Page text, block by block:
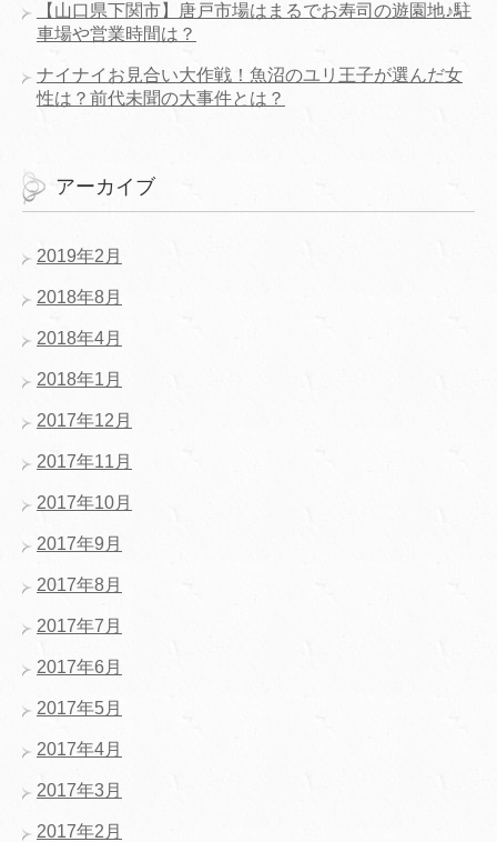
【山口県下関市】唐戸市場はまるでお寿司の遊園地♪駐
車場や営業時間は？
ナイナイお見合い大作戦！魚沼のユリ王子が選んだ女
性は？前代未聞の大事件とは？
アーカイブ
2019年2月
2018年8月
2018年4月
2018年1月
2017年12月
2017年11月
2017年10月
2017年9月
2017年8月
2017年7月
2017年6月
2017年5月
2017年4月
2017年3月
2017年2月